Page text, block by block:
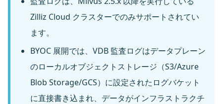
Zilliz Cloud クラスターでのみサポートされてい
ます。
BYOC 展開では、VDB 監査ログはデータプレーン
のローカルオブジェクトストレージ（S3/Azure
Blob Storage/GCS）に設定されたログバケット
に直接書き込まれ、データがインフラストラクチ